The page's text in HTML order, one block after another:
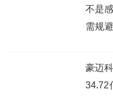
不是
需规
豪迈
34.72